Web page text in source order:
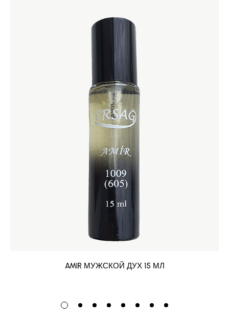
AMIR МУЖСКОЙ ДУХ 15 МЛ